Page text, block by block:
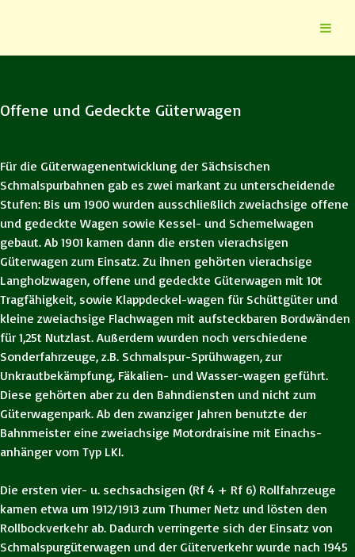
Offene und Gedeckte Güterwagen
Für die Güterwagenentwicklung der Sächsischen
Schmalspurbahnen gab es zwei markant zu unterscheidende
Stufen: Bis um 1900 wurden ausschließlich zweiachsige offene
und gedeckte Wagen sowie Kessel- und Schemelwagen
gebaut. Ab 1901 kamen dann die ersten vierachsigen
Güterwagen zum Einsatz. Zu ihnen gehörten vierachsige
Langholzwagen, offene und gedeckte Güterwagen mit 10t
Tragfähigkeit, sowie Klappdeckel-wagen für Schüttgüter und
kleine zweiachsige Flachwagen mit aufsteckbaren Bordwänden
für 1,25t Nutzlast. Außerdem wurden noch verschiedene
Sonderfahrzeuge, z.B. Schmalspur-Sprühwagen, zur
Unkrautbekämpfung, Fäkalien- und Wasser-wagen geführt.
Diese gehörten aber zu den Bahndiensten und nicht zum
Güterwagenpark. Ab den zwanziger Jahren benutzte der
Bahnmeister eine zweiachsige Motordraisine mit Einachs-
anhänger vom Typ LKI.
Die ersten vier- u. sechsachsigen (Rf 4 + Rf 6) Rollfahrzeuge
kamen etwa um 1912/1913 zum Thumer Netz und lösten den
Rollbockverkehr ab. Dadurch verringerte sich der Einsatz von
Schmalspurgüterwagen und der Güterverkehr wurde nach 1945